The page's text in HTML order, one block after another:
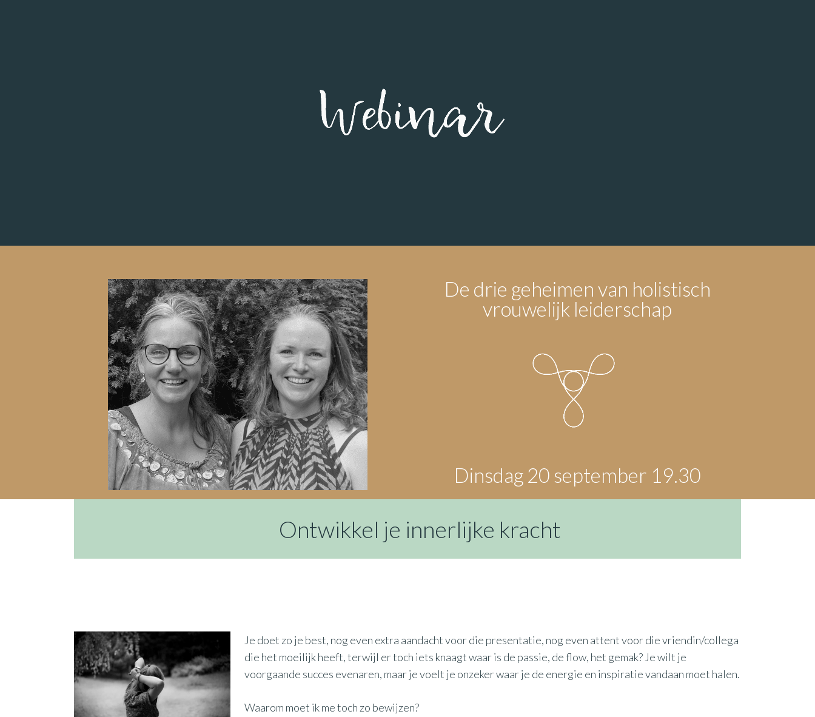
De drie geheimen van holistisch
vrouwelijk leiderschap
Dinsdag 20 september 19.30
Ontwikkel je innerlijke kracht
Je doet zo je best, nog even extra aandacht voor die presentatie, nog even attent voor die vriendin/collega
die het moeilijk heeft, terwijl er toch iets knaagt waar is de passie, de flow, het gemak? Je wilt je
voorgaande succes evenaren, maar je voelt je onzeker waar je de energie en inspiratie vandaan moet halen.
Waarom moet ik me toch zo bewijzen?